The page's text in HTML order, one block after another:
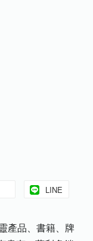
LINE
產品、書籍、牌